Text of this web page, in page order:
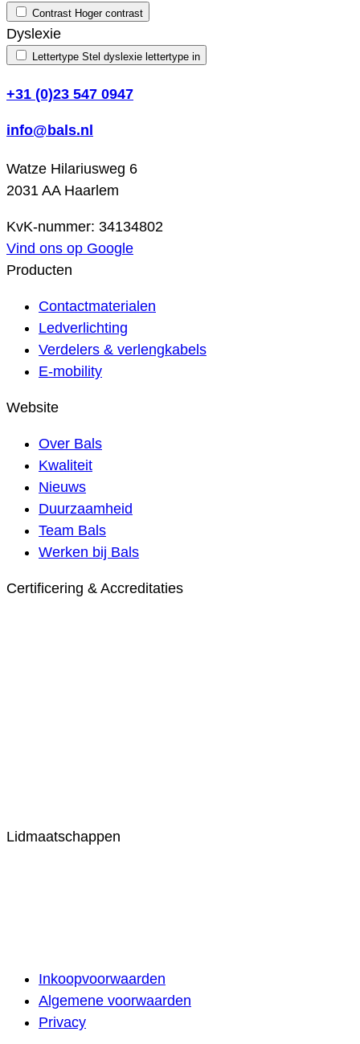
Contrast Hoger contrast
Dyslexie
Lettertype Stel dyslexie lettertype in
+31 (0)23 547 0947
info@bals.nl
Watze Hilariusweg 6
2031 AA Haarlem
KvK-nummer: 34134802
Vind ons op Google
Producten
Contactmaterialen
Ledverlichting
Verdelers & verlengkabels
E-mobility
Website
Over Bals
Kwaliteit
Nieuws
Duurzaamheid
Team Bals
Werken bij Bals
Certificering & Accreditaties
Lidmaatschappen
Inkoopvoorwaarden
Algemene voorwaarden
Privacy